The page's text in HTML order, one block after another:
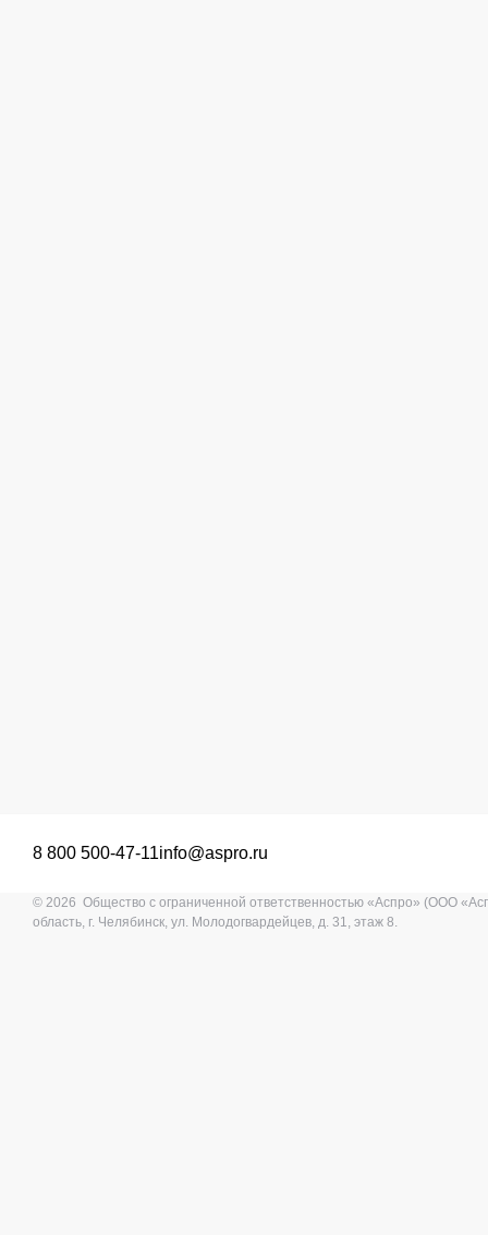
8 800 500-47-11info@aspro.ru
© 2026 Общество с ограниченной ответственностью «Аспро» (ООО
область, г. Челябинск, ул. Молодогвардейцев, д. 31, этаж 8.